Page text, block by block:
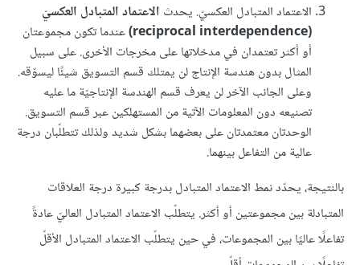
الاعتماد المتبادل العكسيّ. يحدث الاعتماد المتبادل العكسيّ
(reciprocal interdependence)
عندما تكون مجموعتان
أو أكثر تعتمدان في مدخلاتها على مخرجات الأخرى. على سبيل
المثال بدون هندسة الإنتاج لن يمتلك قسم التسويق شيئًا ليسوّقه.
وعلى الجانب الآخر لن يعرف قسم الهندسة الإنتاجيّة ما عليه
تصنيعه دون المعلومات الآتية من المستهلكين عبر قسم التسويق.
الوحدتان معتمدتان على بعضهما بشكل شديد ولذلك تتطلّبان درجة
عالية من التفاعل بينهما.
بالنتيجة، يحدّد نمط الاعتماد المتبادل بدرجة كبيرة درجة العلاقات
المتبادلة بين مجموعتين أو أكثر. يتطلّب الاعتماد المتبادل العاليّ عادةً
تفاعلًا عاليًا بين المجموعات، في حين يتطلّب الاعتماد المتبادل الأقلّ